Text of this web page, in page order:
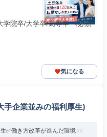
学院卒/大学卒/高専卒 《必須
気になる
手企業並みの福利厚生)
✅働き方改革が進んだ環境